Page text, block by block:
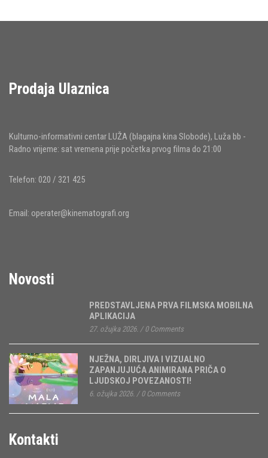
Prodaja Ulaznica
Kulturno-informativni centar LUŽA (blagajna kina Slobode), Luža bb -
Radno vrijeme: sat vremena prije početka prvog filma do 21:00
Telefon: 020 / 321 425
Email: operater@kinematografi.org
Novosti
PREDSTAVLJENA PRVA FILMSKA MOBILNA
APLIKACIJA
27. ožujka 2026. / 0 Comments
NJEŽNA, DIRLJIVA I VIZUALNO
ZAPANJUJUĆA ANIMIRANA PRIČA O
LJUDSKOJ POVEZANOSTI!
6. ožujka 2026. / 0 Comments
Kontakti